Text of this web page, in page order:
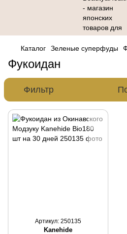
Каталог Зеленые суперфуды
Фукоидан
Фильтр
Артикул: 250135
Kanehide